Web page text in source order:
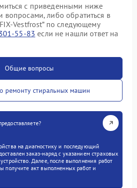
с приведенными ниже
вопросами, либо обратиться в
Vestfrost” по следующему
55-83 если не нашли ответ на
Общие вопросы
ремонту стиральных машин
на диагностику и последующий
заказ-наряд с указанием страховых
Далее, после выполнения работ
получите акт выполненных работ и